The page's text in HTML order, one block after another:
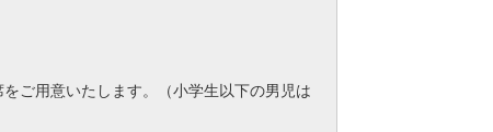
ご用意いたします。（小学生以下の男児は